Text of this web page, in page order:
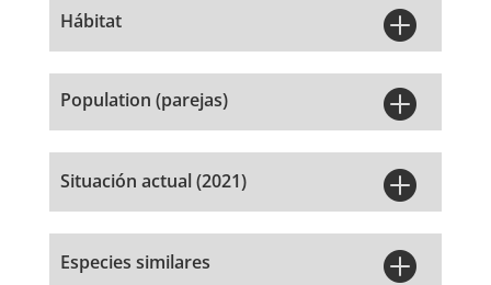
Hábitat 
Population (parejas) 
Situación actual (2021) 
Especies similares 